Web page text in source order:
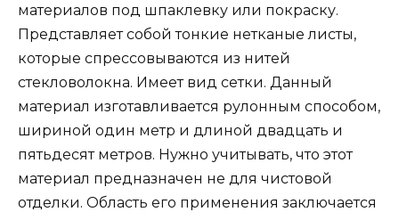
материалов под шпаклевку или покраску.
Представляет собой тонкие нетканые листы,
которые спрессовываются из нитей
стекловолокна. Имеет вид сетки. Данный
материал изготавливается рулонным способом,
шириной один метр и длиной двадцать и
пятьдесят метров. Нужно учитывать, что этот
материал предназначен не для чистовой
отделки. Область его применения заключается